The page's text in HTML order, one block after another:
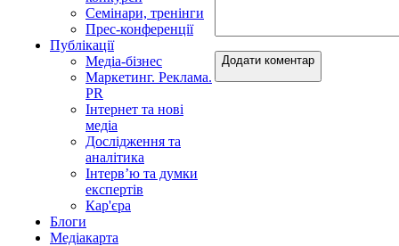
Семінари, тренінги
Прес-конференції
Публікації
Медіа-бізнес
Маркетинг. Реклама.
PR
Інтернет та нові
медіа
Дослідження та
аналітика
Інтерв’ю та думки
експертів
Кар'єра
Блоги
Медіакарта
Додати коментар